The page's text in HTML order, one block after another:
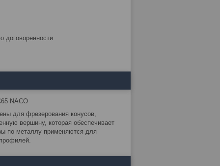
договоренности
NACO
для фрезерования конусов,
вершину, которая обеспечивает
по металлу применяются для